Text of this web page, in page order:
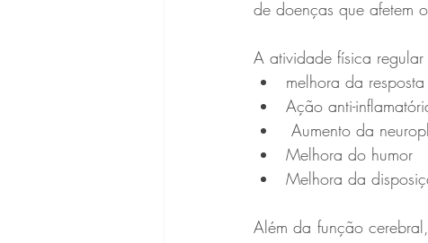
de doenças que afetem
A atividade física regular
melhora da
Ação anti-
Aumento da
Melhora do humor
Melhora da
Além da função